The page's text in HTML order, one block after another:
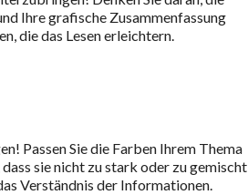
Ihre grafische Zusammenfassung
die das Lesen erleichtern.
Passen Sie die Farben Ihrem Thema
dass sie nicht zu stark oder zu gemischt
Verständnis der Informationen.